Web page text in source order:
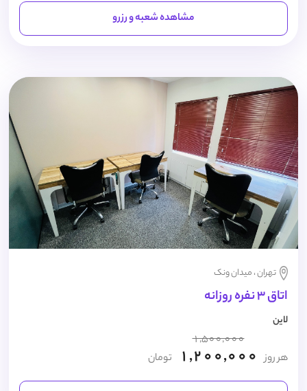
مشاهده شعبه و رزرو
تهران ، میدان ونک
اتاق 3 نفره روزانه
لاین
هر روز
1,500,000
1,200,000 تومان